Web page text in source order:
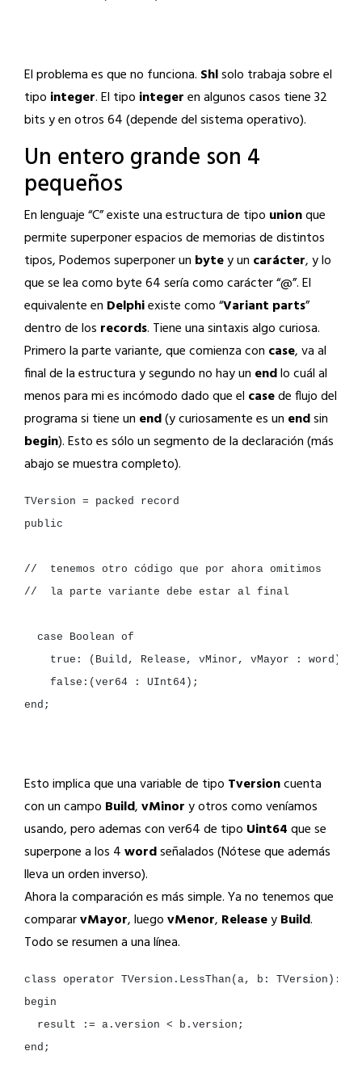
El problema es que no funciona. Shlsolo trabaja sobre el
tipo integer. El tipo integeren algunos casos tiene 32
bits y en otros 64 (depende del sistema operativo).
Un entero grande son 4
pequeños
En lenguaje “C” existe una estructura de tipo unionque
permite superponer espacios de memorias de distintos
tipos, Podemos superponer un bytey un carácter, y lo
que se lea como byte 64 sería como carácter “@”. El
equivalente en Delphiexiste como “Variant parts”
dentro de los records. Tiene una sintaxis algo curiosa.
Primero la parte variante, que comienza con case, va al
final de la estructura y segundo no hay un endlo cuál al
menos para mi es incómodo dado que el casede flujo del
programa si tiene un end(y curiosamente es un endsin
begin). Esto es sólo un segmento de la declaración (más
abajo se muestra completo).
TVersion = packed
record
public
//  tenemos otro código que por ahora omitimos
//  la parte variante debe estar al final
case Boolean
true:
(Build, Release, vMinor, vMayor :
false:(ver64
:
end ;
Esto implica que una variable de tipo Tversioncuenta
con un campo Build,vMinory otros como veníamos
usando, pero ademas con ver64 de tipo Uint64que se
superpone a los 4wordseñalados (Nótese que además
lleva un orden inverso).
Ahora la comparación es más simple. Ya no tenemos que
compararvMayor, luegovMenor, ReleaseyBuild.
Todo se resumen a una línea.
class operator TVersion.LessThan(a, b:
TVersion):
result
:= a.version <
end ;